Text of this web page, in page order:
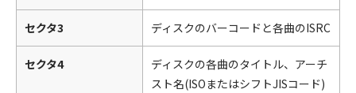
セクタ3 ディスクのバーコードと各曲のISRC
セクタ4
ディスクの各曲のタイトル、アーチ
スト名(ISOまたはシフトJISコード)